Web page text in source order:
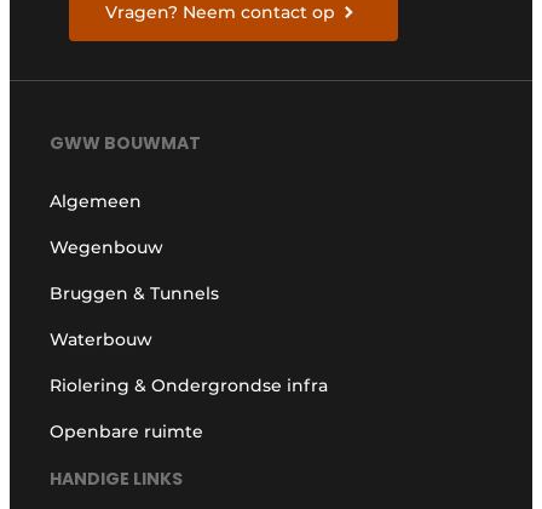
Vragen? Neem contact op
GWW BOUWMAT
Algemeen
Wegenbouw
Bruggen & Tunnels
Waterbouw
Riolering & Ondergrondse infra
Openbare ruimte
HANDIGE LINKS